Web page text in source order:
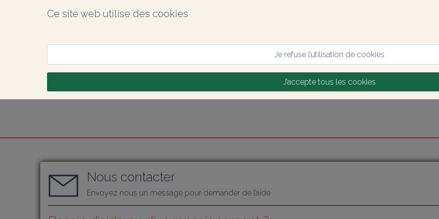
Ce site web utilise des cookies
Je refuse l’utilisation de cookies
J’accepte tous les cookies
Nous contacter
Envoyez nous un message pour demander de l’aide